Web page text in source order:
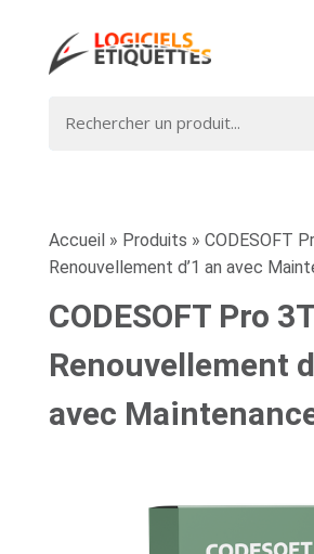
Accueil » Produits » CODESOFT
Renouvellement d’1 an avec
CODESOFT Pro
Renouvellement
avec